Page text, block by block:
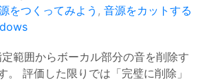
をつくってみよう , 音源をカットする
範囲からボーカル部分の音を削除す
。 評価した限りでは「完璧に削除」